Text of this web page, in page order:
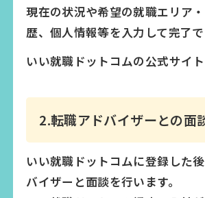
現在の状況や希望の就職エリア
歴、個人情報等を入力して完了で
いい就職ドットコムの公式サイ
2.転職アドバイザーとの面
いい就職ドットコムに登録した
バイザーと面談を行います。